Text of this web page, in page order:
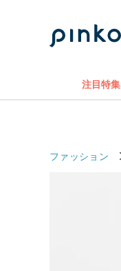
注目特集
ファッション